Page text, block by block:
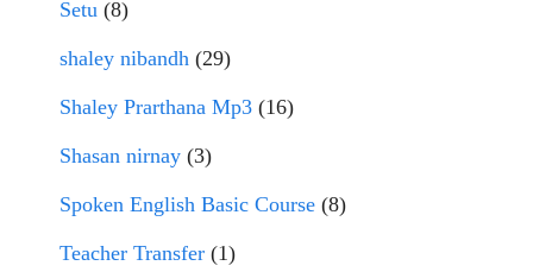
Setu (8)
shaley nibandh (29)
Shaley Prarthana Mp3 (16)
Shasan nirnay (3)
Spoken English Basic Course (8)
Teacher Transfer (1)